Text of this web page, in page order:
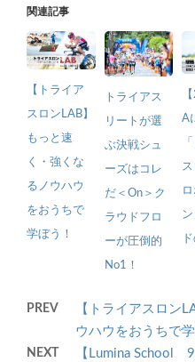
関連記事
【トライア
スロンLAB】
もっと速
く・強くな
るノウハウ
をおうちで
学ぼう！
トライアス
リートが選
ぶ決戦シュ
ーズはコレ
だ＜On＞ク
ラウドフロ
ーが圧倒的
No1！
A
PREV
【トライアスロン
ウハウをおうちで学
NEXT
【Lumina School